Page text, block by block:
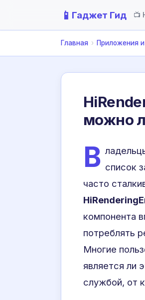
📱 Гаджет Гид 📺
Главная › Приложения
можно
В список
часто
компонента
потреблять
Многие
является ли
службой, от